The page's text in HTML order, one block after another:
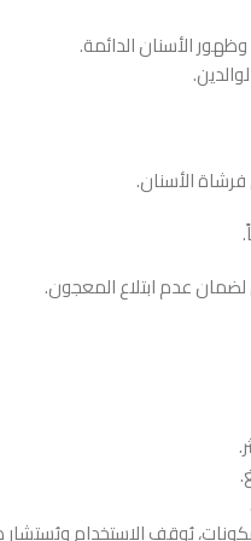
الأسنان الدائمة.
الأسنان.
عدم ابتلاع المعجون.
يُوقف الاستخدام ويُستشار